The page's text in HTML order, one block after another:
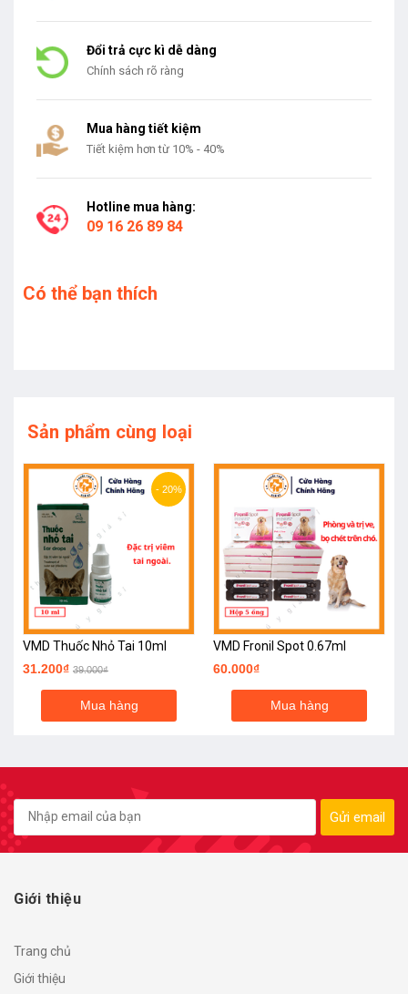
Đổi trả cực kì dễ dàng
Chính sách rõ ràng
Mua hàng tiết kiệm
Tiết kiệm hơn từ 10% - 40%
Hotline mua hàng:
09 16 26 89 84
Có thể bạn thích
Sản phẩm cùng loại
- 20%
VMD Thuốc Nhỏ Tai 10ml
31.200₫ 39.000₫
Mua hàng
VMD Fronil Spot 0.67ml
60.000₫
Mua hàng
Gửi email
Giới thiệu
Trang chủ
Giới thiệu